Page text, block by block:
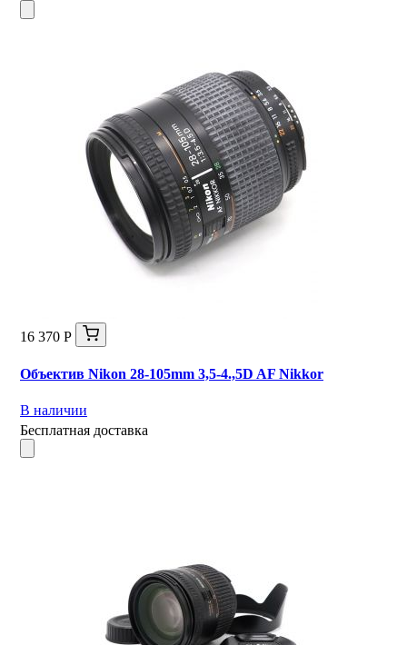
16 370 Р
Объектив Nikon 28-105mm 3,5-4.,5D AF Nikkor
В наличии
Бесплатная доставка